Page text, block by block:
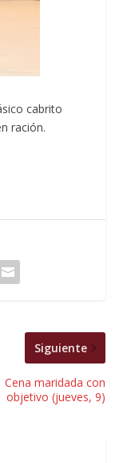
cabrito
ración.
Siguiente
Cena maridada con
objetivo (jueves, 9)